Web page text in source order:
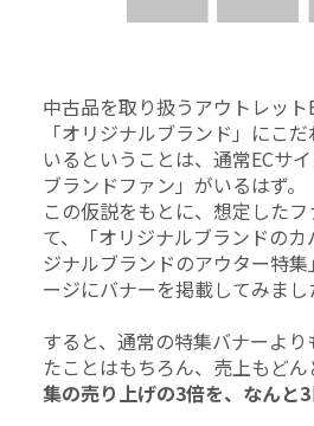
中古品を取り扱うアウトレット
「オリジナルブランド」にこ
いるということは、通常ECサ
ブランドファン」がいるはず。
この仮説をもとに、想定した
て、「オリジナルブランドの
ジナルブランドのアウター特
ージにバナーを掲載してみまし
すると、通常の特集バナーよ
たことはもちろん、売上もどん
集の売り上げの3倍を、なんと